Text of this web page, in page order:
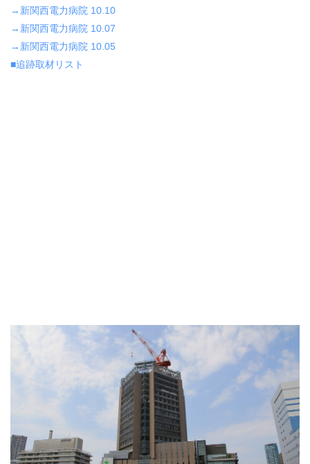
→新関西電力病院 10.10
→新関西電力病院 10.07
→新関西電力病院 10.05
■追跡取材リスト